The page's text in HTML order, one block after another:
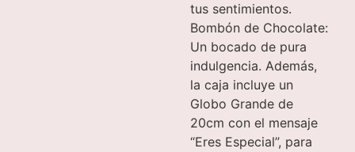
tus sentimientos.
Bombón de Chocolate:
Un bocado de pura
indulgencia. Además,
la caja incluye un
Globo Grande de
20cm con el mensaje
“Eres Especial”, para